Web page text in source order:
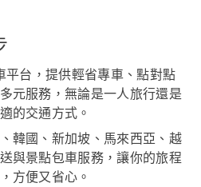
台，提供輕省專車、點對點
元服務，無論是一人旅行還是
的交通方式。
韓國、新加坡、馬來西亞、越
與景點包車服務，讓你的旅程
方便又省心。